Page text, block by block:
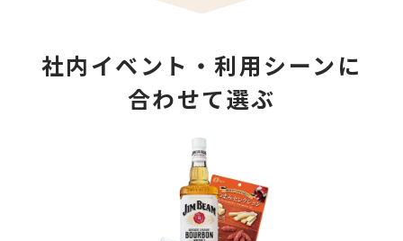
社内イベント・利用シーンに
合わせて選ぶ